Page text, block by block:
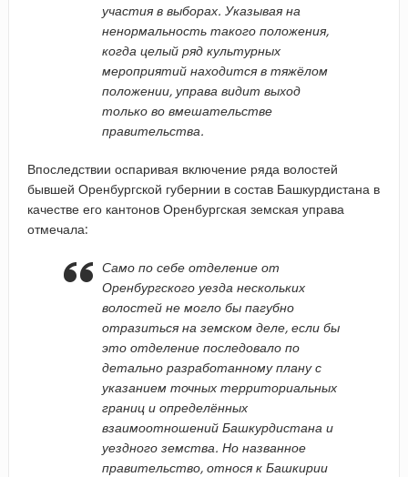
участия в выборах. Указывая на
ненормальность такого положения,
когда целый ряд культурных
мероприятий находится в тяжёлом
положении, управа видит выход
только во вмешательстве
правительства.
Впоследствии оспаривая включение ряда волостей
бывшей Оренбургской губернии в состав Башкурдистана в
качестве его кантонов Оренбургская земская управа
отмечала:
Само по себе отделение от
Оренбургского уезда нескольких
волостей не могло бы пагубно
отразиться на земском деле, если бы
это отделение последовало по
детально разработанному плану с
указанием точных территориальных
границ и определённых
взаимоотношений Башкурдистана и
уездного земства. Но названное
правительство, относя к Башкирии